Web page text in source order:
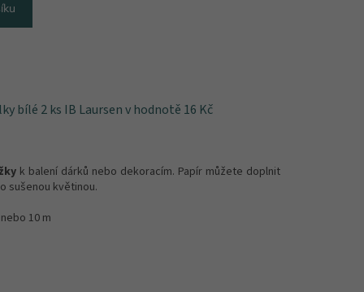
bílé 2 ks IB Laursenv hodnotě 16 Kč
k balení dárků nebo dekoracím. Papír můžete doplnit
sušenou květinou.
10 m